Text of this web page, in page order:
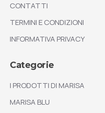
CONTATTI
TERMINI E CONDIZIONI
INFORMATIVA PRIVACY
Categorie
I PRODOTTI DI MARISA
MARISA BLU